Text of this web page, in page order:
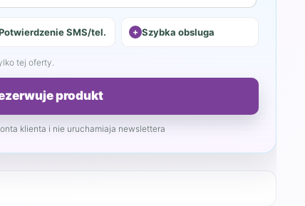
SMS/tel. Szybka obsluga
tej oferty.
produkt
klienta i nie uruchamiaja newslettera